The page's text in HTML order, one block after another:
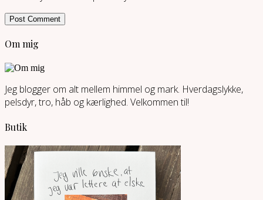
Om mig
Jeg blogger om alt mellem himmel og mark. Hverdagslykke,
pelsdyr, tro, håb og kærlighed. Velkommen til!
Butik